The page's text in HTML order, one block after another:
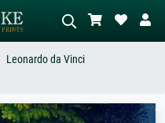
Décrivez la scène – ex. prairie verte,
Leonardo da Vinci